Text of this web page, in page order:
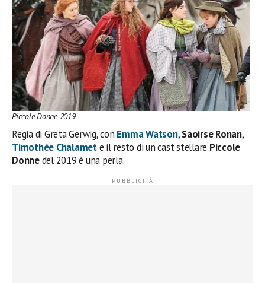
Piccole Donne 2019
Regia di Greta Gerwig, con Emma Watson,Saoirse Ronan,
Timothée Chalamete il resto di un cast stellare Piccole
Donnedel 2019 è una perla.